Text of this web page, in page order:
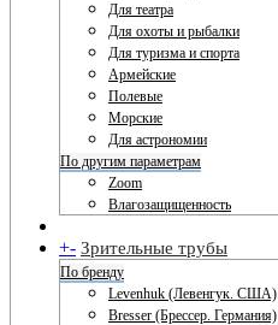
Для театра
Для охоты и рыбалки
Для туризма и спорта
Армейские
Полевые
Морские
Для астрономии
По другим параметрам
Zoom
Влагозащищенность
+- Зрительные трубы
По бренду
Levenhuk (Левенгук. США)
Bresser (Брессер. Германия)